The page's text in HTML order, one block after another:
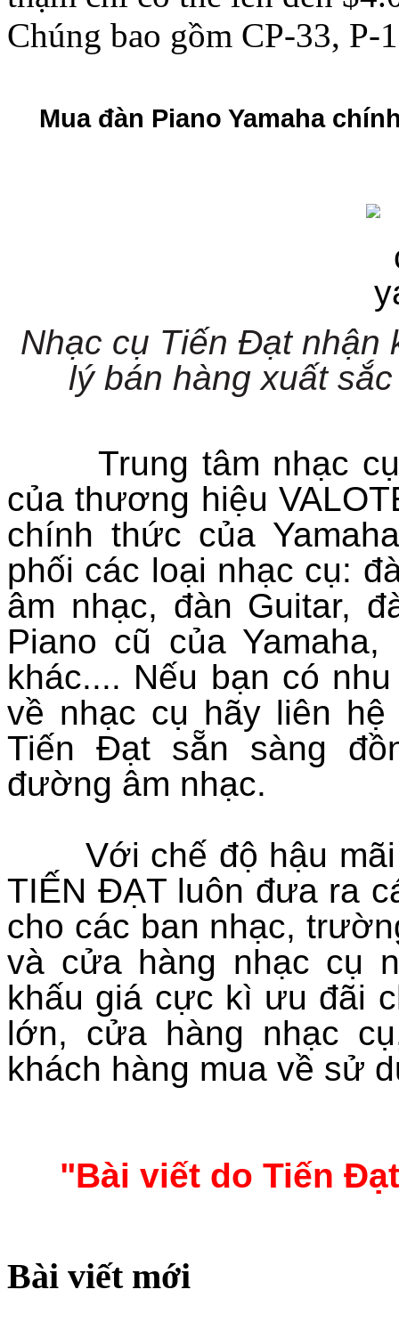
Chúng bao gồm CP-33, P-
Mua đàn Piano Yamaha
Nhạc cụ Tiến Đạt nhận
lý bán hàng xuất
Trung tâm nhạc cụ
của thương hiệu
chính thức của
phối các loại nhạc cụ:
âm nhạc, đàn Guitar,
Piano cũ của
khác.... Nếu bạn có
về nhạc cụ hãy liên
Tiến Đạt sẵn sàng
đường âm nhạc.
Với chế độ hậu mãi
TIẾN ĐẠT luôn đưa ra
cho các ban nhạc,
và cửa hàng nhạc cụ
khấu giá cực kì ưu đãi
lớn, cửa hàng nhạc
khách hàng mua về sử
"Bài viết do Tiến
Bài viết mới